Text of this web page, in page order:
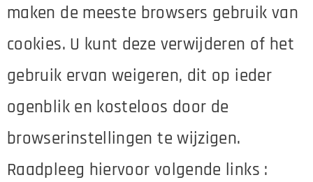
maken de meeste browsers gebruik van
cookies. U kunt deze verwijderen of het
gebruik ervan weigeren, dit op ieder
ogenblik en kosteloos door de
browserinstellingen te wijzigen.
Raadpleeg hiervoor volgende links :